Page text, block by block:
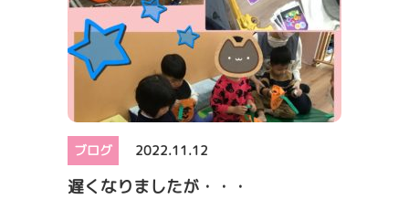
ブログ 2022.11.12
遅くなりましたが・・・